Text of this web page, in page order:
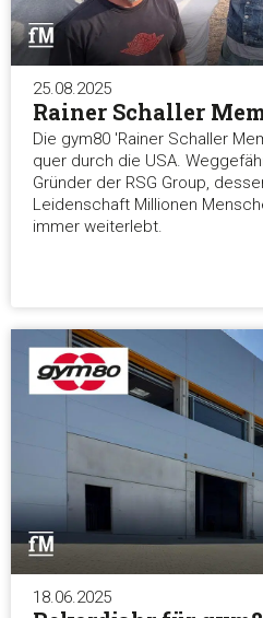
Diese Webseite verwendet
Wir verwenden Cookies, um
personalisieren, Funktionen
und die Zugriffe auf unsere
geben wir Informationen zu
unsere Partner für soziale
Unsere Partner führen diese
weiteren Daten zusammen,
Notwendig
Statistiken
Marketing
25.08.2025
Rainer Schaller
Die gym80 'Rainer Schaller
quer durch die USA.
Gründer der RSG Group,
Leidenschaft Millionen
immer weiterlebt.
18.06.2025